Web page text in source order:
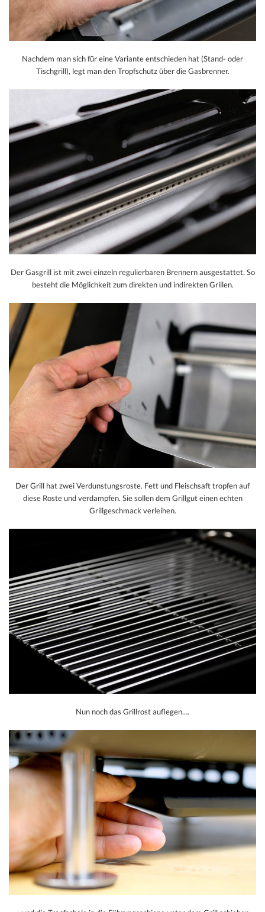
Nachdem man sich für eine Variante entschieden hat (Stand- oder
Tischgrill), legt man den Tropfschutz über die Gasbrenner.
Der Gasgrill ist mit zwei einzeln regulierbaren Brennern ausgestattet. So
besteht die Möglichkeit zum direkten und indirekten Grillen.
Der Grill hat zwei Verdunstungsroste. Fett und Fleischsaft tropfen auf
diese Roste und verdampfen. Sie sollen dem Grillgut einen echten
Grillgeschmack verleihen.
Nun noch das Grillrost auflegen….